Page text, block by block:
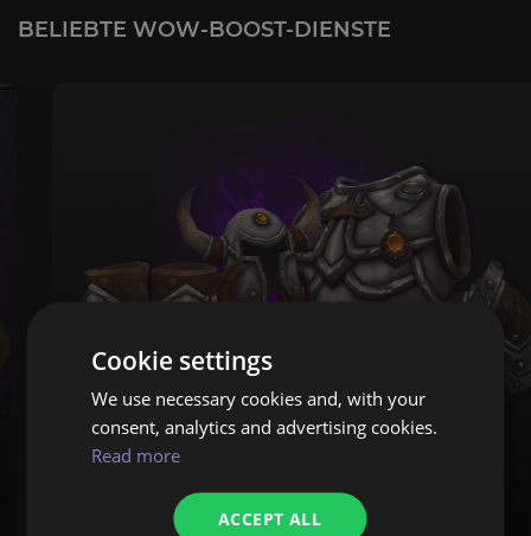
BELIEBTE WOW-BOOST-DIENSTE
Tiefen
Cookie settings
We use necessary cookies and, with your
consent, analytics and advertising cookies.
Read more
ACCEPT ALL